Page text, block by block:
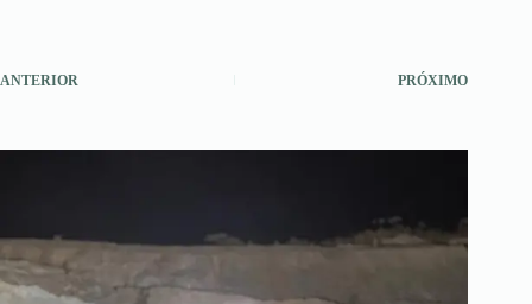
ANTERIOR PRÓXIMO